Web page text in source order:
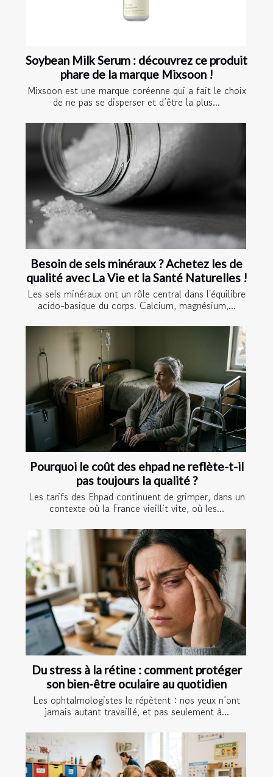
Soybean Milk Serum : découvrez ce produit
phare de la marque Mixsoon !
Mixsoon est une marque coréenne qui a fait le choix
de ne pas se disperser et d’être la plus...
Besoin de sels minéraux ? Achetez les de
qualité avec La Vie et la Santé Naturelles !
Les sels minéraux ont un rôle central dans l'équilibre
acido-basique du corps. Calcium, magnésium,...
Pourquoi le coût des ehpad ne reflète-t-il
pas toujours la qualité ?
Les tarifs des Ehpad continuent de grimper, dans un
contexte où la France vieillit vite, où les...
Du stress à la rétine : comment protéger
son bien-être oculaire au quotidien
Les ophtalmologistes le répètent : nos yeux n’ont
jamais autant travaillé, et pas seulement à...